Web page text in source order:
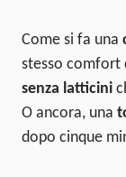
Come si fa una
stesso comfort
senza latticini
O ancora, una
dopo cinque